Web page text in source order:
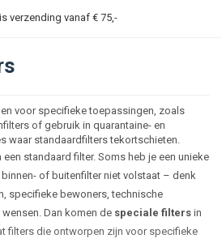
Achteraf betalen
voor specifieke toepassingen, zoals
of gebruik in quarantaine- en
waar standaardfilters tekortschieten.
standaard filter. Soms heb je een unieke
of buitenfilter niet volstaat – denk
specifieke bewoners, technische
Dan komen de speciale filters in
filters die ontworpen zijn voor specifieke